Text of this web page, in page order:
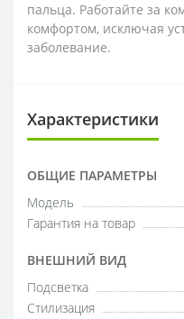
пальца. Работайте за
комфортом, исключая
заболевание.
Характеристики
ОБЩИЕ ПАРАМЕТРЫ
Модель
Гарантия на товар
ВНЕШНИЙ ВИД
Подсветка
Стилизация